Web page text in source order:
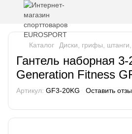
Каталог Диски, грифы,
Гантель наборная 3-
Generation Fitness
Артикул: GF3-20KG Оставить